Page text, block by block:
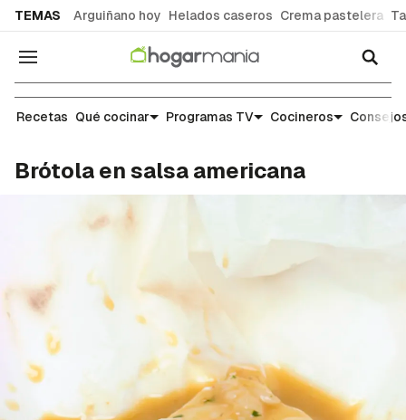
TEMAS Arguiñano hoy Helados caseros Crema pastelera
Navegación
Recetas
Recetas Qué cocinar Programas TV Cocineros
Brótola en salsa americana